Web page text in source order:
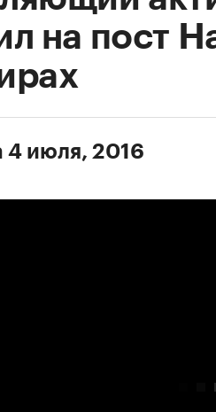
на пост
4 июля, 2016